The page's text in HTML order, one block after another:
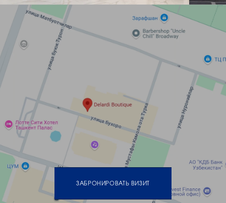
ЗАБРОНИРОВАТЬ ВИЗИТ